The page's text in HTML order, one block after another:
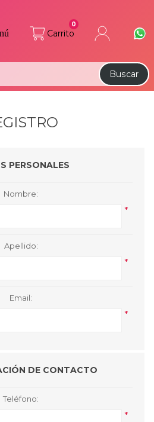
Carrito
0
Buscar
PERSONALES
Nombre:
*
Apellido:
*
Email:
*
DE CONTACTO
Teléfono:
*